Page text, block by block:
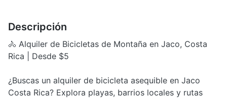
Descripción
🚴 Alquiler de Bicicletas de Montaña en Jaco, Costa
Rica | Desde $5
¿Buscas un alquiler de bicicleta asequible en Jaco
Costa Rica? Explora playas, barrios locales y rutas